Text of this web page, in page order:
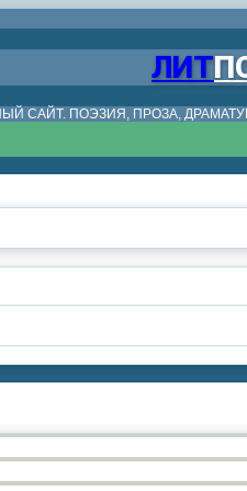
ЛИТ
САЙТ. ПОЭЗИЯ, ПРОЗА,